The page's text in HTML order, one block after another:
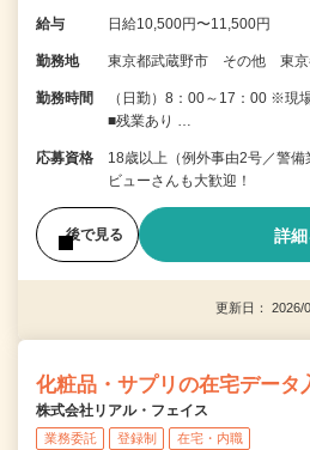
給与 日給10,500円〜11,500円
勤務地 東京都武蔵野市 その他 東京
勤務時間
（日勤）8：00～17：00 ※現
■残業あり …
応募資格
18歳以上（例外事由2号／警
ビューさんも大歓迎！
後で見る 詳
更新日：
化粧品・サプリの在宅データ
株式会社リアル・フェイス
業務委託 登録制 在宅・内職